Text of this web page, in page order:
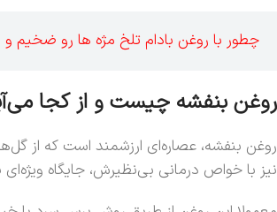
چطور با روغن بادام تلخ مژه ها رو ضخیم و
روغن بنفشه چیست و از کجا
روغن بنفشه، عصاره‌ای ارزشمند است که از
نیز با خواص درمانی بی‌نظیرش، جایگاه